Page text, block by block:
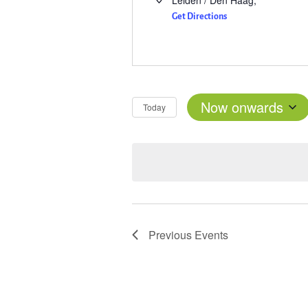
Get Directions
Today Now onwards
Previous Events